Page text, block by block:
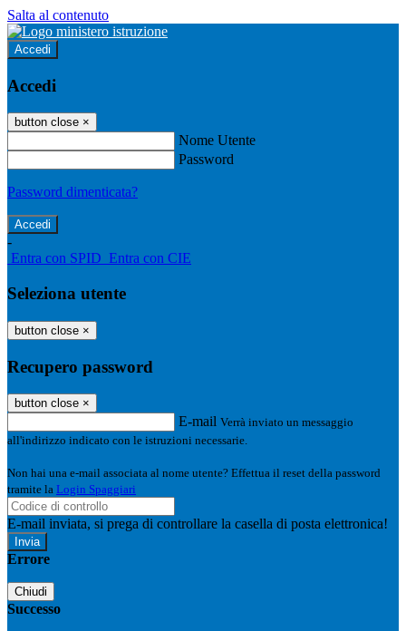
Salta al contenuto
Accedi
Accedi
button close ×
Nome Utente
Password
Password dimenticata?
-
Entra con SPID Entra con CIE
Seleziona utente
button close ×
Recupero password
button close ×
E-mail Verrà inviato un messaggio
all'indirizzo indicato con le istruzioni necessarie.
Non hai una e-mail associata al nome utente? Effettua il reset della password
tramite la Login Spaggiari
E-mail inviata, si prega di controllare la casella di posta elettronica!
Errore
Chiudi
Successo